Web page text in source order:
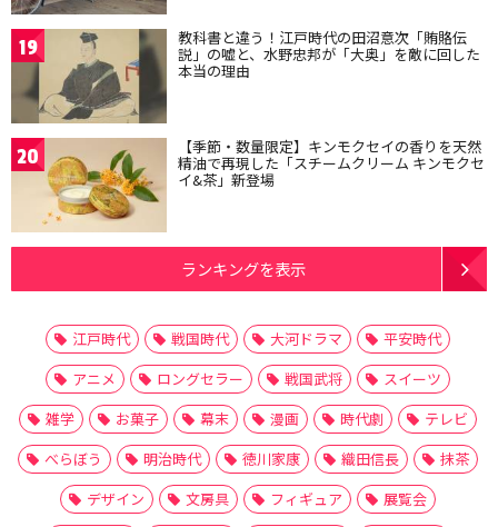
19 教科書と違う！江戸時代の田沼意次「賄賂伝
説」の嘘と、水野忠邦が「大奥」を敵に回した
本当の理由
20 【季節・数量限定】キンモクセイの香りを天然
精油で再現した「スチームクリーム キンモクセ
イ&茶」新登場
ランキングを表示
江戸時代 戦国時代 大河ドラマ
平安時代
アニメ
ロングセラー 戦国武将
スイーツ
雑学
お菓子 幕末 漫画 時代劇
テレビ
べらぼう
明治時代 徳川家康 織田信長
抹茶
デザイン
文房具 フィギュア
展覧会